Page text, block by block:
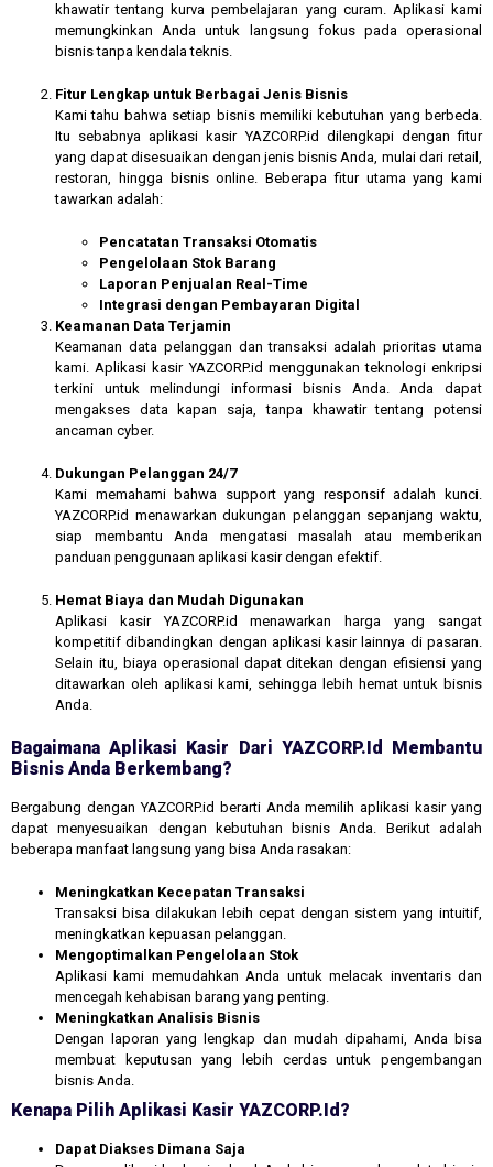
khawatir tentang kurva pembelajaran yang curam. Aplikasi kami
memungkinkan Anda untuk langsung fokus pada operasional
bisnis tanpa kendala teknis.
Fitur Lengkap untuk Berbagai Jenis Bisnis
Kami tahu bahwa setiap bisnis memiliki kebutuhan yang berbeda.
Itu sebabnya aplikasi kasir YAZCORP.id dilengkapi dengan fitur
yang dapat disesuaikan dengan jenis bisnis Anda, mulai dari retail,
restoran, hingga bisnis online. Beberapa fitur utama yang kami
tawarkan adalah:
Pencatatan Transaksi Otomatis
Pengelolaan Stok Barang
Laporan Penjualan Real-Time
Integrasi dengan Pembayaran Digital
Keamanan Data Terjamin
Keamanan data pelanggan dan transaksi adalah prioritas utama
kami. Aplikasi kasir YAZCORP.id menggunakan teknologi enkripsi
terkini untuk melindungi informasi bisnis Anda. Anda dapat
mengakses data kapan saja, tanpa khawatir tentang potensi
ancaman cyber.
Dukungan Pelanggan 24/7
Kami memahami bahwa support yang responsif adalah kunci.
YAZCORP.id menawarkan dukungan pelanggan sepanjang waktu,
siap membantu Anda mengatasi masalah atau memberikan
panduan penggunaan aplikasi kasir dengan efektif.
Hemat Biaya dan Mudah Digunakan
Aplikasi kasir YAZCORP.id menawarkan harga yang sangat
kompetitif dibandingkan dengan aplikasi kasir lainnya di pasaran.
Selain itu, biaya operasional dapat ditekan dengan efisiensi yang
ditawarkan oleh aplikasi kami, sehingga lebih hemat untuk bisnis
Anda.
Bagaimana Aplikasi Kasir Dari YAZCORP.id Membantu
Bisnis Anda Berkembang?
Bergabung dengan YAZCORP.id berarti Anda memilih aplikasi kasir yang
dapat menyesuaikan dengan kebutuhan bisnis Anda. Berikut adalah
beberapa manfaat langsung yang bisa Anda rasakan:
Meningkatkan Kecepatan Transaksi
Transaksi bisa dilakukan lebih cepat dengan sistem yang intuitif,
meningkatkan kepuasan pelanggan.
Mengoptimalkan Pengelolaan Stok
Aplikasi kami memudahkan Anda untuk melacak inventaris dan
mencegah kehabisan barang yang penting.
Meningkatkan Analisis Bisnis
Dengan laporan yang lengkap dan mudah dipahami, Anda bisa
membuat keputusan yang lebih cerdas untuk pengembangan
bisnis Anda.
Kenapa Pilih Aplikasi Kasir YAZCORP.id?
Dapat Diakses Dimana Saja